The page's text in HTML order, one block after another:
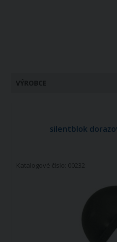
VÝROBCE
silentblok
Katalogové číslo: 00232